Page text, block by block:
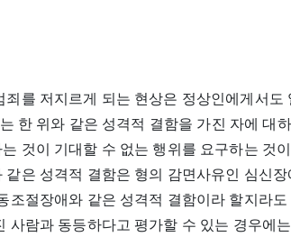
를 저지르게 되는 현상은 정상인에게서도
한 위와 같은 성격적 결함을 가진 자에 대
것이 기대할 수 없는 행위를 요구하는 것
같은 성격적 결함은 형의 감면사유인 심신
조절장애와 같은 성격적 결함이라 할지라
사람과 동등하다고 평가할 수 있는 경우에